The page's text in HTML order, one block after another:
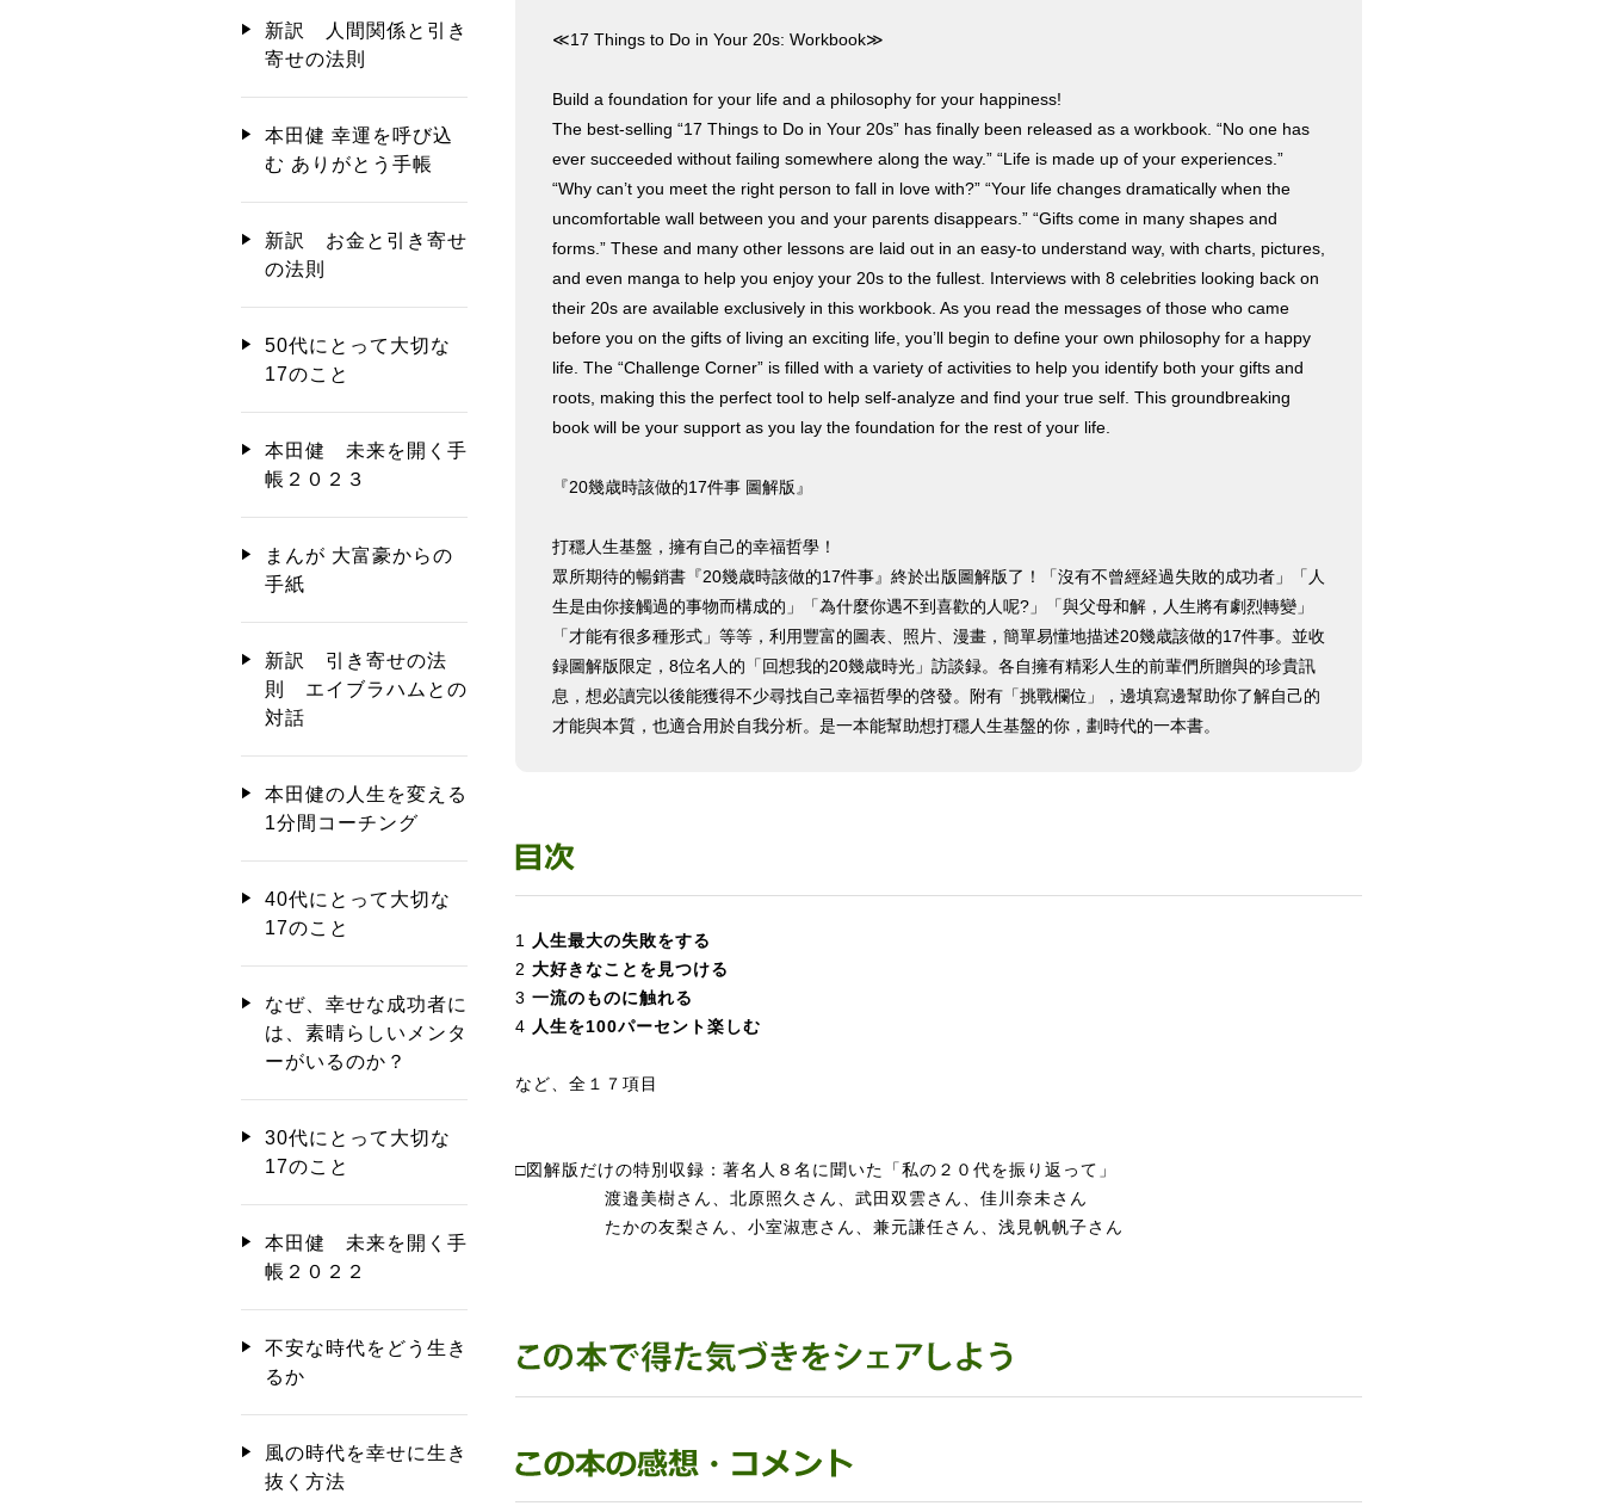
≪17 Things to Do in Your 20s: Workbook≫
Build a foundation for your life and a philosophy for your happiness!
The best-selling “17 Things to Do in Your 20s” has finally been released as a workbook. “No one has
ever succeeded without failing somewhere along the way.” “Life is made up of your experiences.”
“Why can’t you meet the right person to fall in love with?” “Your life changes dramatically when the
uncomfortable wall between you and your parents disappears.” “Gifts come in many shapes and
forms.” These and many other lessons are laid out in an easy-to understand way, with charts, pictures,
and even manga to help you enjoy your 20s to the fullest. Interviews with 8 celebrities looking back on
their 20s are available exclusively in this workbook. As you read the messages of those who came
before you on the gifts of living an exciting life, you’ll begin to define your own philosophy for a happy
life. The “Challenge Corner” is filled with a variety of activities to help you identify both your gifts and
roots, making this the perfect tool to help self-analyze and find your true self. This groundbreaking
book will be your support as you lay the foundation for the rest of your life.
『20幾歳時該做的17件事 圖解版』
打穩人生基盤，擁有自己的幸福哲學！
眾所期待的暢銷書『20幾歳時該做的17件事』終於出版圖解版了！「沒有不曾經経過失敗的成功者」「人
生是由你接觸過的事物而構成的」「為什麼你遇不到喜歡的人呢?」「與父母和解，人生將有劇烈轉變」
「才能有很多種形式」等等，利用豐富的圖表、照片、漫畫，簡單易懂地描述20幾歳該做的17件事。並收
録圖解版限定，8位名人的「回想我的20幾歳時光」訪談録。各自擁有精彩人生的前輩們所贈與的珍貴訊
息，想必讀完以後能獲得不少尋找自己幸福哲學的啓發。附有「挑戰欄位」，邊填寫邊幫助你了解自己的
才能與本質，也適合用於自我分析。是一本能幫助想打穩人生基盤的你，劃時代的一本書。
1
人生最大の失敗をする
2 大好きなことを見つける
3 一流のものに触れる
4 人生を100パーセント楽しむ
など、全１７項目
□図解版だけの特別収録：著名人８名に聞いた「私の２０代を振り返って」
渡邉美樹さん、北原照久さん、武田双雲さん、佳川奈未さん
たかの友梨さん、小室淑恵さん、兼元謙任さん、浅見帆帆子さん
新訳 人間関係と引き
寄せの法則
本田健 幸運を呼び込
む ありがとう手帳
新訳 お金と引き寄せ
の法則
50代にとって大切な
17のこと
本田健 未来を開く手
帳２０２３
まんが 大富豪からの
手紙
新訳 引き寄せの法
則 エイブラハムとの
対話
本田健の人生を変える
1分間コーチング
40代にとって大切な
17のこと
なぜ、幸せな成功者に
は、素晴らしいメンタ
ーがいるのか？
30代にとって大切な
17のこと
本田健 未来を開く手
帳２０２２
不安な時代をどう生き
るか
風の時代を幸せに生き
抜く方法